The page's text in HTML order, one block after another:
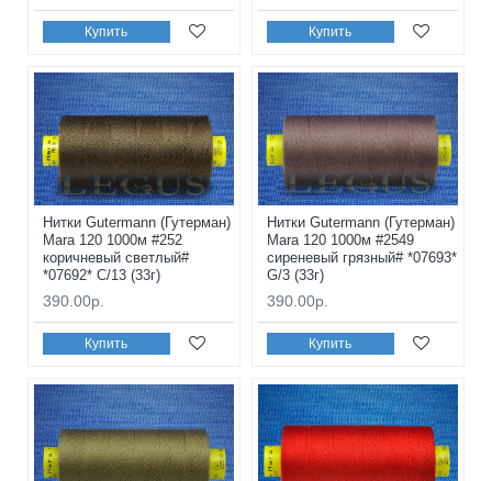
Купить Купить
Нитки Gutermann (Гутерман)
Mara 120 1000м #252
коричневый светлый#
*07692* C/13 (33г)
390.00р.
Купить
Нитки Gutermann (Гутерман)
Mara 120 1000м #2549
сиреневый грязный# *07693*
G/3 (33г)
390.00р.
Купить